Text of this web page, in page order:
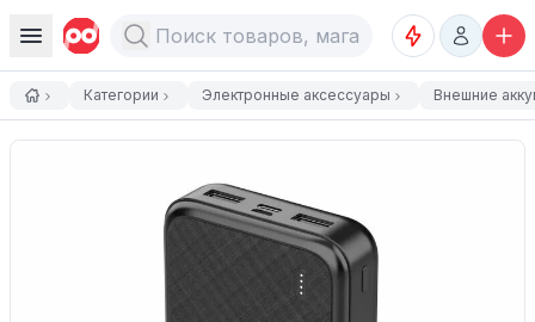
Категории Электронные аксессуары Внешние